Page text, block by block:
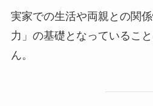
実家での生活や両親との関
力」の基礎となっているこ
ん。